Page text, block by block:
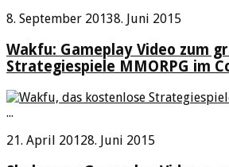
8. September 20138. Juni 2015
Wakfu: Gameplay Video zum
Strategiespiele MMORPG im
...
21. April 20128. Juni 2015